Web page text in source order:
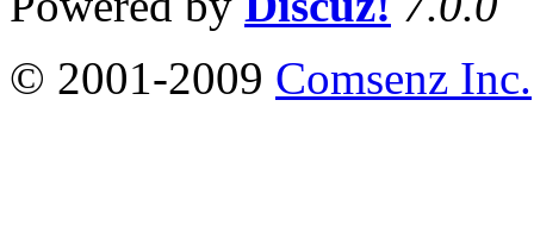
© 2001-2009 Comsenz Inc.